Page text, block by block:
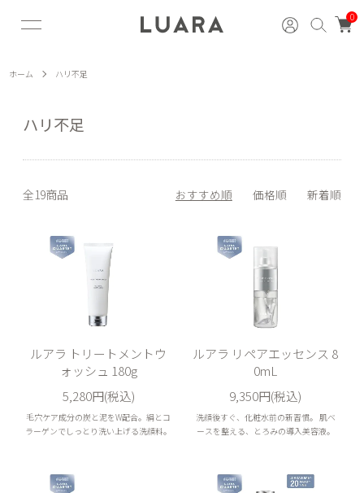
0
ホーム ハリ不足
ハリ不足
全19商品 おすすめ順 価格順 新着順
ルアラ トリートメントウ
ォッシュ 180g
5,280円(税込)
毛穴ケア成分の炭と泥をW配合。絹とコ
ラーゲンでしっとり洗い上げる洗顔料。
ルアラ リペアエッセンス 8
0mL
9,350円(税込)
洗顔後すぐ、化粧水前の新習慣。 肌ベ
ースを整える、とろみの導入美容液。